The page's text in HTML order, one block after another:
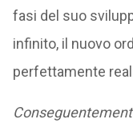
fasi del suo
infinito, il nuovo
perfettamente